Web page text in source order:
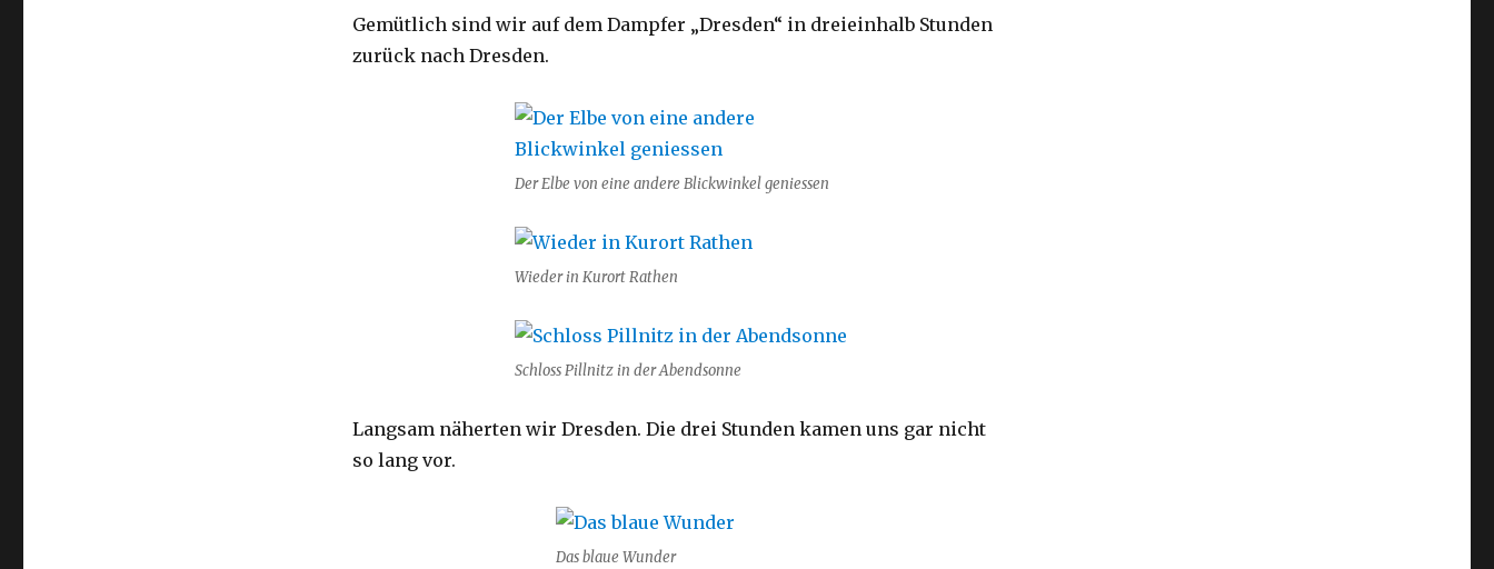
Gemütlich sind wir auf dem Dampfer „Dresden“ in dreieinhalb Stunden
zurück nach Dresden.
Der Elbe von eine andere Blickwinkel geniessen
Wieder in Kurort Rathen
Schloss Pillnitz in der Abendsonne
Langsam näherten wir Dresden. Die drei Stunden kamen uns gar nicht
so lang vor.
Das blaue Wunder